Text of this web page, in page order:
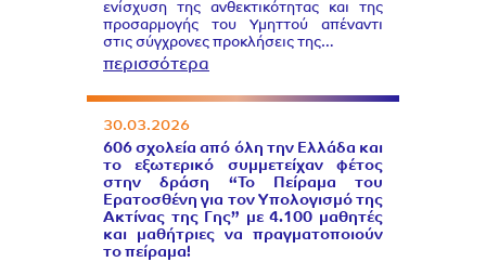
ενίσχυση της ανθεκτικότητας και της
προσαρμογής του Υμηττού απέναντι
στις σύγχρονες προκλήσεις της…
περισσότερα
30.03.2026
606 σχολεία από όλη την Ελλάδα και
το εξωτερικό συμμετείχαν φέτος
στην δράση “Το Πείραμα του
Ερατοσθένη για τον Υπολογισμό της
Ακτίνας της Γης” με 4.100 μαθητές
και μαθήτριες να πραγματοποιούν
το πείραμα!